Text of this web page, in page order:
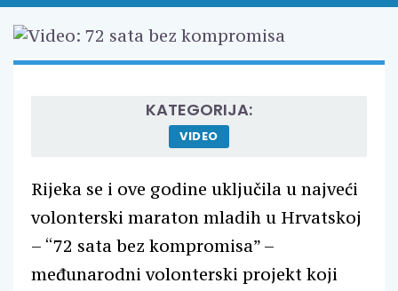
KATEGORIJA:
VIDEO
Rijeka se i ove godine uključila u najveći
volonterski maraton mladih u Hrvatskoj
– “72 sata bez kompromisa” –
međunarodni volonterski projekt koji